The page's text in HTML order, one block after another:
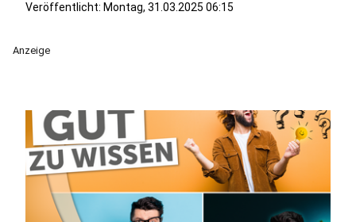
Veröffentlicht: Montag, 31.03.2025 06:15
Anzeige